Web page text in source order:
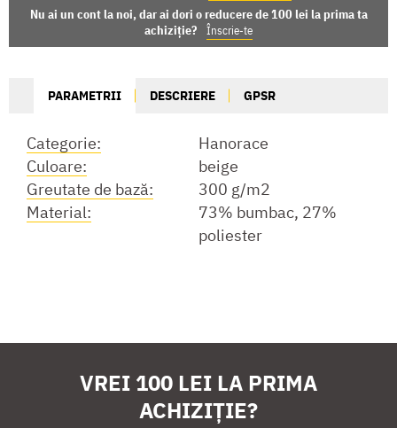
Nu ai un cont la noi, dar ai dori o reducere de 100 lei la prima ta
achiziție?
Înscrie-te
PARAMETRII DESCRIERE GPSR
Categorie:
Hanorace
Culoare:
beige
Greutate de bază:
300 g/m2
Material:
73% bumbac, 27%
poliester
VREI 100 LEI LA PRIMA
ACHIZIȚIE?